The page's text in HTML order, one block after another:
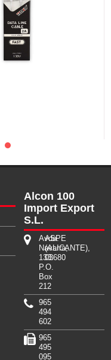
Alcon 100
Import Export
S.L.
Avda.
Navarra,
133.
P.O.
Box
212
ASPE
(ALICANTE),
03680
965
494
602
965
495
095